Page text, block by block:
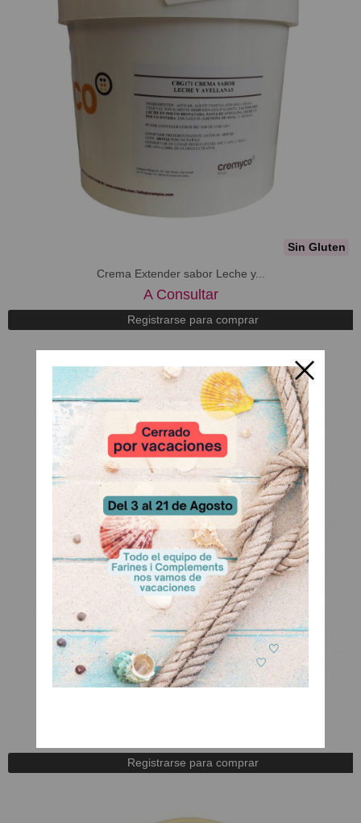
Sin Gluten
Crema Extender sabor Leche y...
A Consultar
Registrarse para comprar
Registrarse para comprar